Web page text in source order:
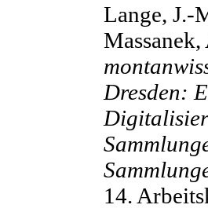
Lange, J.-
Dresden:
14.